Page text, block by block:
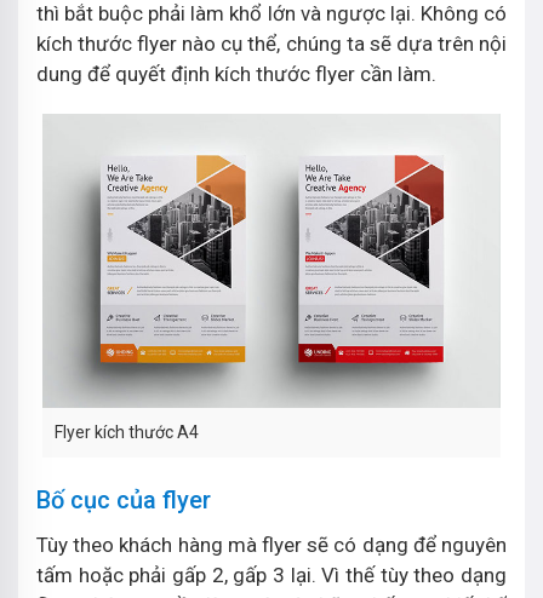
thì bắt buộc phải làm khổ lớn và ngược lại. Không có
kích thước flyer nào cụ thể, chúng ta sẽ dựa trên nội
dung để quyết định kích thước flyer cần làm.
Flyer kích thước A4
Bố cục của flyer
Tùy theo khách hàng mà flyer sẽ có dạng để nguyên
tấm hoặc phải gấp 2, gấp 3 lại. Vì thế tùy theo dạng